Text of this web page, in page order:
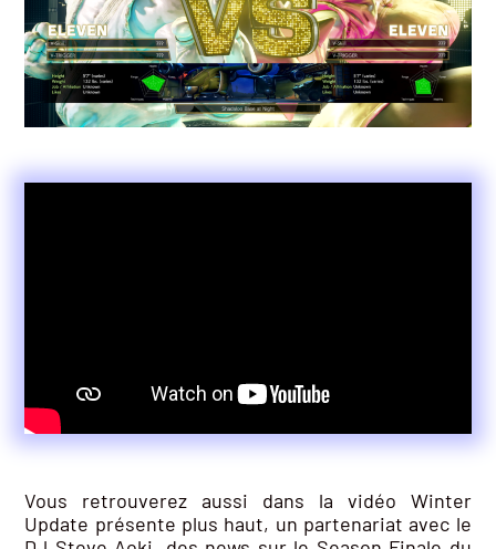
Vous retrouverez aussi dans la vidéo Winter
Update présente plus haut, un partenariat avec le